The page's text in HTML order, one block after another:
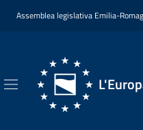
Vai al contenuto
Vai alla navigazione
Vai al footer
Assemblea legislativa Emilia-
L'Europa